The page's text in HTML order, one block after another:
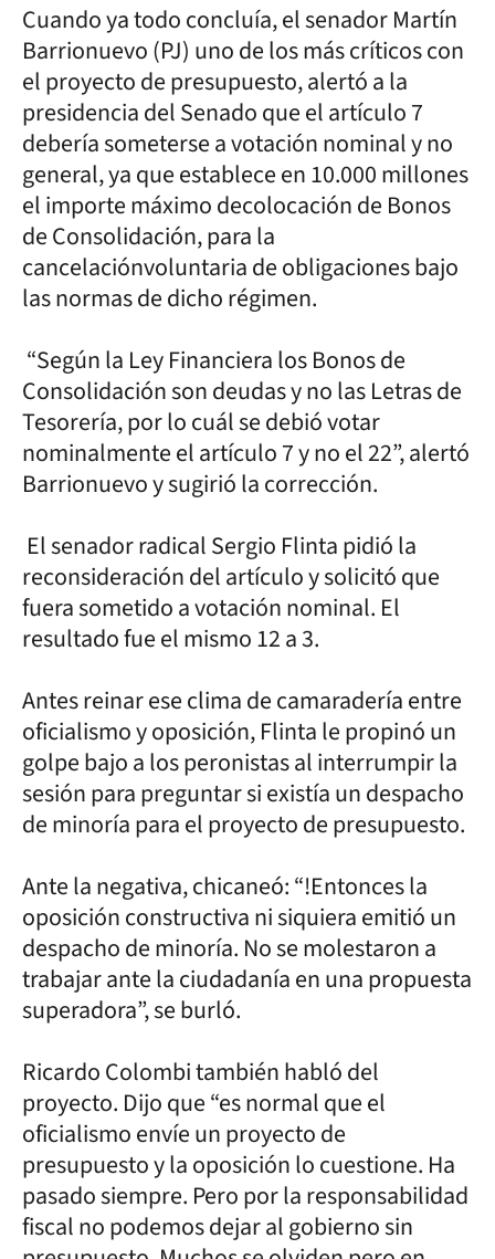
Cuando ya todo concluía, el senador Martín
Barrionuevo (PJ) uno de los más críticos con
el proyecto de presupuesto, alertó a la
presidencia del Senado que el artículo 7
debería someterse a votación nominal y no
general, ya que establece en 10.000 millones
el importe máximo decolocación de Bonos
de Consolidación, para la
cancelaciónvoluntaria de obligaciones bajo
las normas de dicho régimen.
“Según la Ley Financiera los Bonos de
Consolidación son deudas y no las Letras de
Tesorería, por lo cuál se debió votar
nominalmente el artículo 7 y no el 22”, alertó
Barrionuevo y sugirió la corrección.
El senador radical Sergio Flinta pidió la
reconsideración del artículo y solicitó que
fuera sometido a votación nominal. El
resultado fue el mismo 12 a 3.
Antes reinar ese clima de camaradería entre
oficialismo y oposición, Flinta le propinó un
golpe bajo a los peronistas al interrumpir la
sesión para preguntar si existía un despacho
de minoría para el proyecto de presupuesto.
Ante la negativa, chicaneó: “!Entonces la
oposición constructiva ni siquiera emitió un
despacho de minoría. No se molestaron a
trabajar ante la ciudadanía en una propuesta
superadora”, se burló.
Ricardo Colombi también habló del
proyecto. Dijo que “es normal que el
oficialismo envíe un proyecto de
presupuesto y la oposición lo cuestione. Ha
pasado siempre. Pero por la responsabilidad
fiscal no podemos dejar al gobierno sin